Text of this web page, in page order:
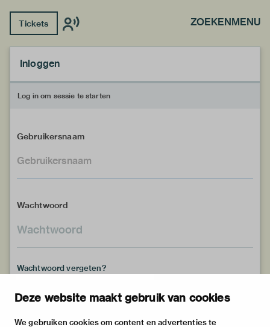
Deze website maakt gebruik van cookies
We gebruiken cookies om content en advertenties te
Tickets ZOEKENMENU
Inloggen
Log in om sessie te starten
Gebruikersnaam
Wachtwoord
Wachtwoord vergeten?